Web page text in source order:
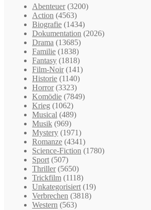
Abenteuer (3200)
Action (4563)
Biografie (1434)
Dokumentation (2026)
Drama (13685)
Familie (1838)
Fantasy (1818)
Film-Noir (141)
Historie (1140)
Horror (3323)
Komödie (7849)
Krieg (1062)
Musical (489)
Musik (969)
Mystery (1971)
Romanze (4341)
Science-Fiction (1780)
Sport (507)
Thriller (5650)
Trickfilm (1118)
Unkategorisiert (19)
Verbrechen (3818)
Western (563)